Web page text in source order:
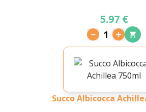
5.97 €
1
Succo Albicocca